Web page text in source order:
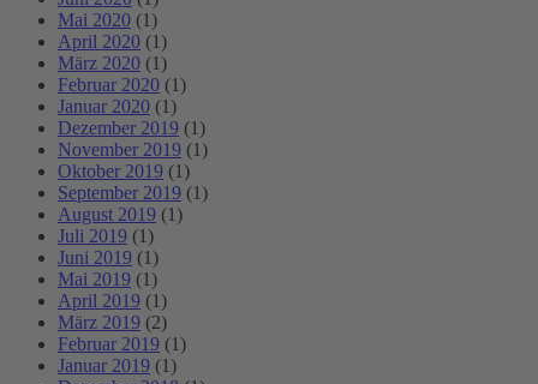
Mai 2020 (1)
April 2020 (1)
März 2020 (1)
Februar 2020 (1)
Januar 2020 (1)
Dezember 2019 (1)
November 2019 (1)
Oktober 2019 (1)
September 2019 (1)
August 2019 (1)
Juli 2019 (1)
Juni 2019 (1)
Mai 2019 (1)
April 2019 (1)
März 2019 (2)
Februar 2019 (1)
Januar 2019 (1)